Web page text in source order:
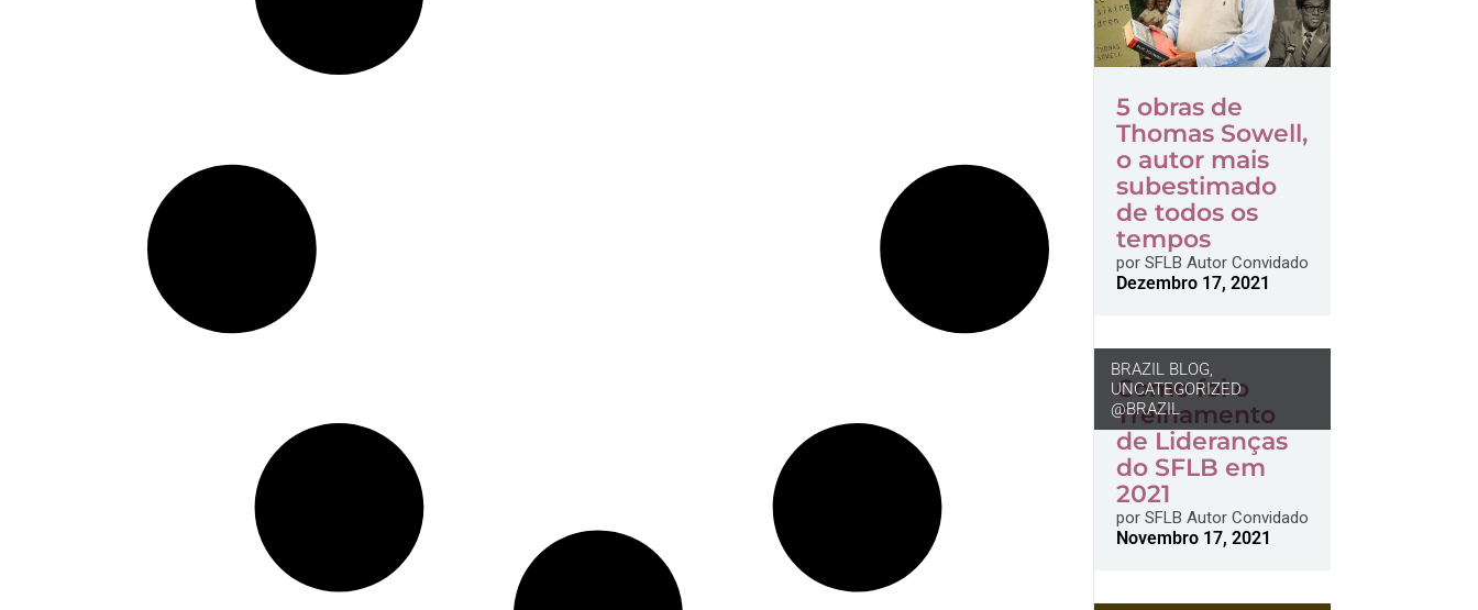
5 obras de
Thomas Sowell,
o autor mais
subestimado
de todos os
tempos
porSFLB Autor Convidado
Dezembro 17, 2021
BRAZIL BLOG,
UNCATEGORIZED
@BRAZIL
Como foi o
Treinamento
de Lideranças
do SFLB em
2021
porSFLB Autor Convidado
Novembro 17, 2021